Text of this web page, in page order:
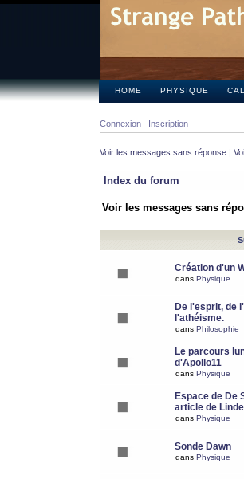
HOME PHYSIQUE
Connexion Inscription
Voir les messages sans réponse |
Index du forum
Voir les messages sans
Création d'un
dans Physique
De l'esprit, de
l'athéisme.
dans Philosophie
Le parcours
d'Apollo11
dans Physique
Espace de De
article de
dans Physique
Sonde Dawn
dans Physique